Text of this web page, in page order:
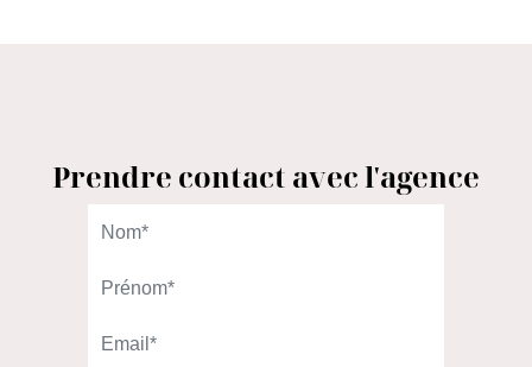
Prendre contact avec l'agence